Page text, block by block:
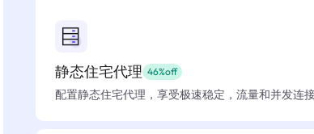
静态住宅代理 46%off
配置静态住宅代理，享受极速稳定，流量和并发连接